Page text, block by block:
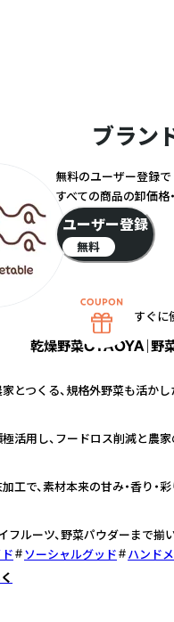
ブラン
乾燥野菜OYAOYA｜野
とつくる、規格外野菜も活か
活用し、フードロス削減と農
工で、素材本来の甘み・香り・
フルーツ、野菜パウダーまで揃
ソーシャルグッド
ハンド
無料のユーザー登録で
すべての商品の卸価格
ユーザー登録
無料
すぐに